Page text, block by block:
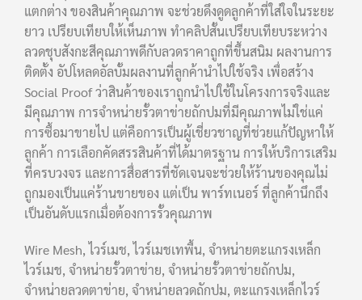
แตกต่าง ของสินค้าคุณภาพ จะช่วยดึงดูดลูกค้าที่ใส่ใจในระยะ
ยาว เปรียบเทียบให้เห็นภาพ ทำคลิปสั้นเปรียบเทียบระหว่าง
ลวดชุบสังกะสีคุณภาพดีกับลวดราคาถูกที่ขึ้นสนิม ผลงานการ
ติดตั้ง อัปโหลดอัลบั้มผลงานที่ลูกค้านำไปใช้จริง เพื่อสร้าง
Social Proof ว่าสินค้าของเราถูกนำไปใช้ในโครงการจริงและ
มีคุณภาพ การจำหน่ายรั้วตาข่ายถักปมที่มีคุณภาพไม่ใช่แค่
การซื้อมาขายไป แต่คือการเป็นผู้เชี่ยวชาญที่ช่วยแก้ปัญหาให้
ลูกค้า การเลือกคัดสรรสินค้าที่ได้มาตรฐาน การให้บริการเสริม
ที่ครบวงจร และการสื่อสารที่ชัดเจนจะช่วยให้ร้านของคุณไม่
ถูกมองเป็นแค่ร้านขายของ แต่เป็น พาร์ทเนอร์ ที่ลูกค้านึกถึง
เป็นอันดับแรกเมื่อต้องการรั้วคุณภาพ
Wire Mesh, ไวร์เมช, ไวร์เมชเทพื้น, จำหน่ายตะแกรงเหล็ก
ไวร์เมช, จำหน่ายรั้วตาข่าย, จำหน่ายรั้วตาข่ายถักปม,
จำหน่ายลวดตาข่าย, จำหน่ายลวดถักปม, ตะแกรงเหล็กไวร์